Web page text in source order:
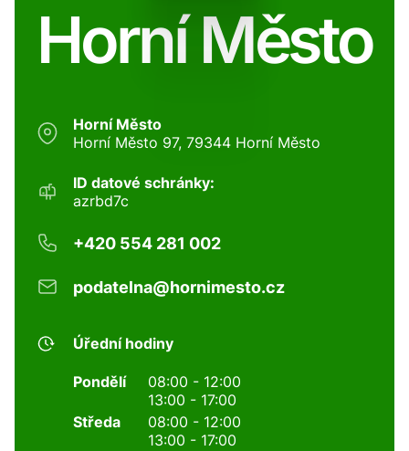
Horní Město
Horní Město
Horní Město 97, 79344 Horní Město
ID datové schránky:
azrbd7c
+420 554 281 002
podatelna@hornimesto.cz
Úřední hodiny
Pondělí
08:00 - 12:00
13:00 - 17:00
Středa
08:00 - 12:00
13:00 - 17:00